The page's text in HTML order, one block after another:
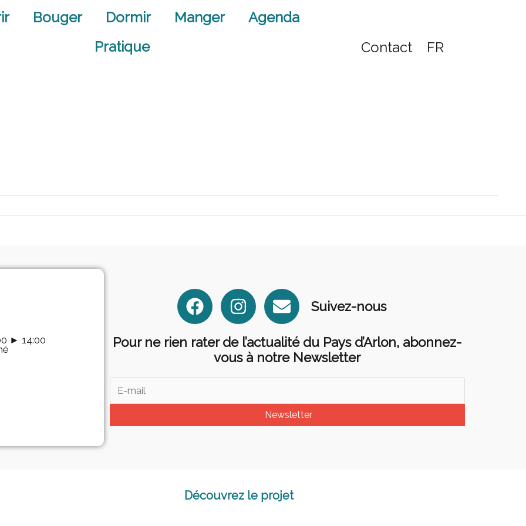
Bouger Dormir Manger
Agenda
Pratique
Contact FR
► 14:00
F
a
e
o
o
I
n
s
t
a
g
r
E
n
v
e
l
o
p
e
Suivez-nous
Pour ne rien rater de l’actualité du Pays d’Arlon, abonnez-
vous à notre Newsletter
Newsletter
Découvrez le projet